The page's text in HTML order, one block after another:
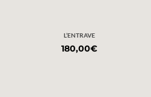
L’ENTRAVE
180,00€